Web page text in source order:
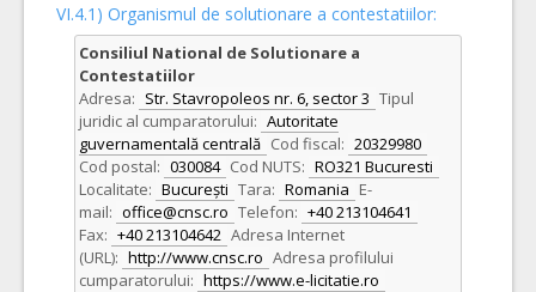
VI.4.1) Organismul de solutionare a contestatiilor:
Consiliul National de Solutionare a
Contestatiilor
Adresa: Str. Stavropoleos nr. 6, sector 3 Tipul
juridic al cumparatorului: Autoritate
guvernamentală centrală Cod fiscal: 20329980
Cod postal: 030084 Cod NUTS: RO321 Bucuresti
Localitate: București Tara: Romania E-
mail: office@cnsc.ro Telefon: +40 213104641
Fax: +40 213104642 Adresa Internet
(URL): http://www.cnsc.ro Adresa profilului
cumparatorului: https://www.e-licitatie.ro